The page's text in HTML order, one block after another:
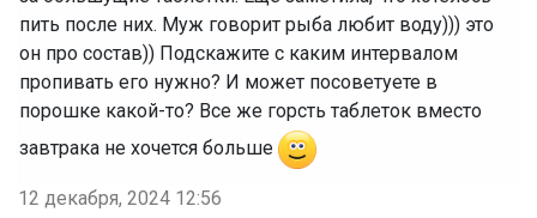
пить после них. Муж говорит рыба любит воду))) это
он про состав)) Подскажите с каким интервалом
пропивать его нужно? И может посоветуете в
порошке какой-то? Все же горсть таблеток вместо
завтрака не хочется больше
12 декабря, 2024 12:56